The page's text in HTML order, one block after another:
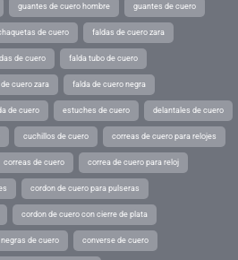
guantes de cuero hombre guantes de cuero
de cuero faldas de cuero zara
de cuero falda tubo de cuero
cuero zara falda de cuero negra
de cuero estuches de cuero delantales de cuero
cuchillos de cuero correas de cuero para relojes
correas de cuero correa de cuero para reloj
cordon de cuero para pulseras
cordon de cuero con cierre de plata
de cuero converse de cuero